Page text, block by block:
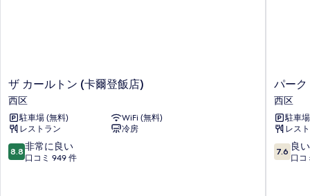
真
を
表
示
す
ザ
カ
ー
ル
ト
ン
(卡
ザ カールトン (卡爾登飯店)
西区
駐車場 (無料)
WiFi (無料)
レストラン
冷房
10
段
8.8 非常に良い
口コミ 949 件
パ
ー
ク
レ
ー
ン
イ
パーク
西区
駐車
レス
10
段
7.6 良い
口コ